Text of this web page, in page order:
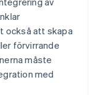
också att skapa
förvirrande
måste
med